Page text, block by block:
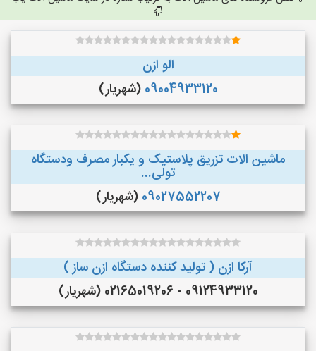
الو ازن
09004933120 (شهریار)
ماشین الات تزریق پلاستیک و یکبار مصرف ودستگاه
تولی...
09027552207 (شهریار)
آرکا ازن ( تولید کننده دستگاه ازن ساز )
09124933120 - 02165019206 (شهریار)